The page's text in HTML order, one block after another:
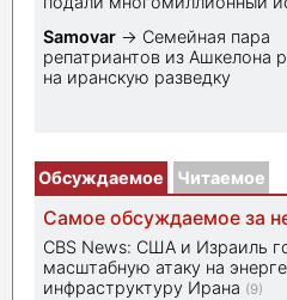
Samovar → Семейная пара
репатриантов из Ашкелона
на иранскую разведку
Обсуждаемое Читаемое
Самое обсуждаемое за
CBS News: США и Израиль
масштабную атаку на
инфраструктуру Ирана (9)